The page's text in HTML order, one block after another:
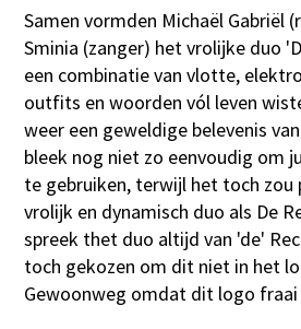
Samen vormden Michaël Gabriël
Sminia (zanger) het vrolijke duo
een combinatie van vlotte,
outfits en woorden vól leven
weer een geweldige belevenis
bleek nog niet zo eenvoudig om
te gebruiken, terwijl het toch zou
vrolijk en dynamisch duo als De
spreek thet duo altijd van 'de'
toch gekozen om dit niet in het
Gewoonweg omdat dit logo fraai